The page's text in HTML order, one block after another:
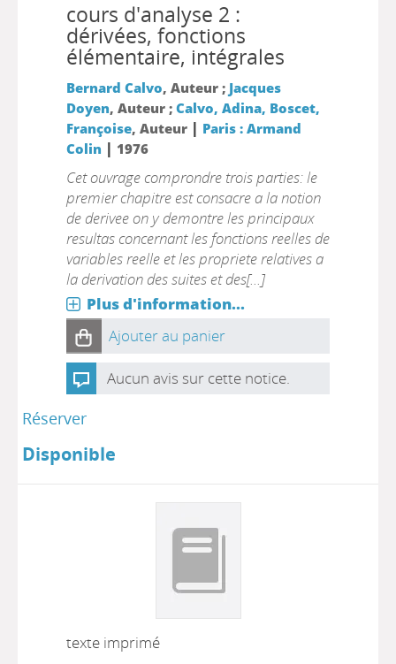
cours d'analyse 2 :
dérivées, fonctions
élémentaire, intégrales
Bernard Calvo, Auteur ; Jacques
Doyen, Auteur ; Calvo, Adina, Boscet,
Françoise, Auteur | Paris : Armand
Colin | 1976
Cet ouvrage comprondre trois parties: le
premier chapitre est consacre a la notion
de derivee on y demontre les principaux
resultas concernant les fonctions reelles de
variables reelle et les propriete relatives a
la derivation des suites et des[...]
Plus d'information...
Ajouter au panier
Aucun avis sur cette notice.
Réserver
Disponible
texte imprimé